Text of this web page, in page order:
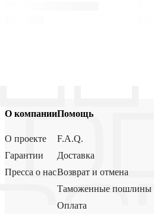
О компании
О проекте
Гарантии
Пресса о нас
Помощь
F.A.Q.
Доставка
Возврат и отмена
Таможенные пошлины
Оплата